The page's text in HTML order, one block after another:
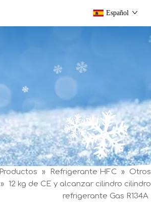
Español
Productos » Refrigerante HFC » Otros
» 12 kg de CE y alcanzar cilindro cilindro
refrigerante Gas R134A